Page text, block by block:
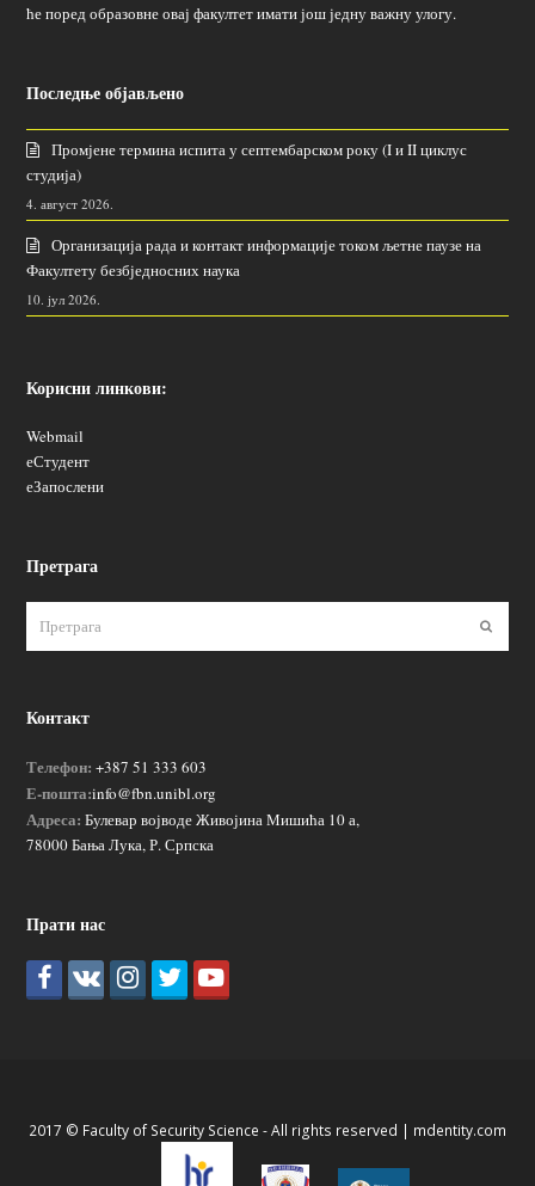
ће поред образовне овај факултет имати још једну важну улогу.
Последње објављено
Промјене термина испита у септембарском року (I и II циклус
студија)
4. август 2026.
Организација рада и контакт информације током љетне паузе на
Факултету безбједносних наука
10. јул 2026.
Корисни линкови:
Webmail
еСтудент
еЗапослени
Претрага
Контакт
Телефон: +387 51 333 603
Е-пошта:info@fbn.unibl.org
Адреса: Булевар војводе Живојина Мишића 10 а,
78000 Бања Лука, Р. Српска
Прати нас
2017 © Faculty of Security Science - All rights reserved | mdentity.com